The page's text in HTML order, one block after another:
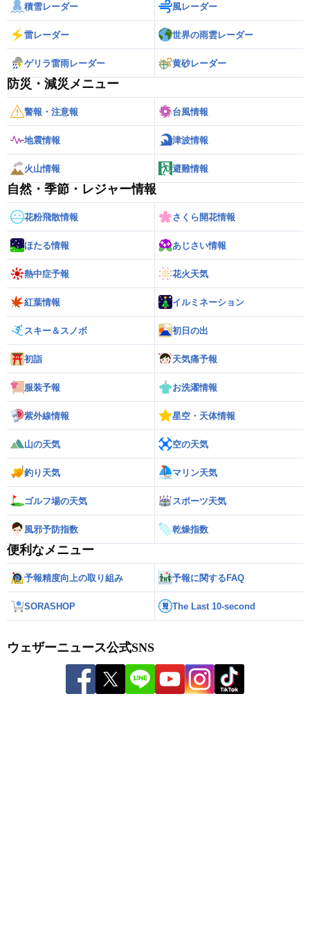
積雪レーダー 風レーダー
雷レーダー 世界の雨雲レーダー
ゲリラ雷雨レーダー 黄砂レーダー
防災・減災メニュー
警報・注意報 台風情報
地震情報 津波情報
火山情報 避難情報
自然・季節・レジャー情報
花粉飛散情報 さくら開花情報
ほたる情報 あじさい情報
熱中症予報 花火天気
紅葉情報 イルミネーション
スキー＆スノボ 初日の出
初詣 天気痛予報
服装予報 お洗濯情報
紫外線情報 星空・天体情報
山の天気 空の天気
釣り天気 マリン天気
ゴルフ場の天気 スポーツ天気
風邪予防指数 乾燥指数
便利なメニュー
予報精度向上の取り組み 予報に関するFAQ
SORASHOP The Last 10-second
ウェザーニュース公式SNS